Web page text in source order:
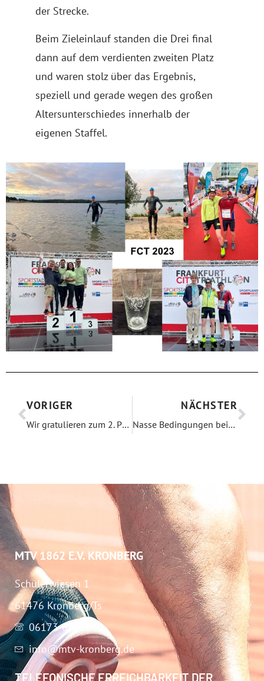
der Strecke.
Beim Zieleinlauf standen die Drei final
dann auf dem verdienten zweiten Platz
und waren stolz über das Ergebnis,
speziell und gerade wegen des großen
Altersunterschiedes innerhalb der
eigenen Staffel.
VORIGER
Wir gratulieren zum 2. Platz!
NÄCHSTER
Nasse Bedingungen beim Frankfurt City Triathlon
MTV 1862 E.V. KRONBERG
Schülerwiesen 1
61476 Kronberg/Ts
06173-67283
info@mtv-kronberg.de
TELEFONISCHE ERREICHBARKEIT DER